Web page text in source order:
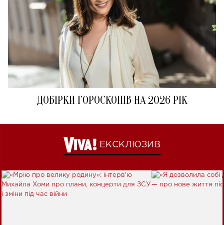
ДОБІРКИ ГОРОСКОПІВ НА 2026 РІК
ЕКСКЛЮЗИВ